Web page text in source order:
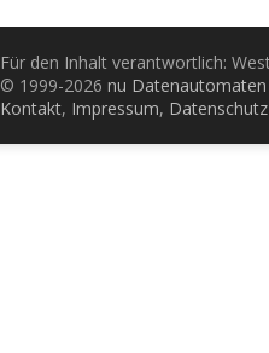
Für den Inhalt verantwortlich:
© 1999-2026 nu
Kontakt, Impressum, Datenschutz